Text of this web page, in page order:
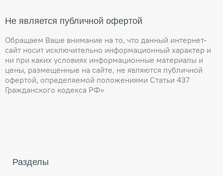
Не является публичной офертой
Обращаем Ваше внимание на то, что данный интернет-
сайт носит исключительно информационный характер и
ни при каких условиях информационные материалы и
цены, размещенные на сайте, не являются публичной
офертой, определяемой положениями Статьи 437
Гражданского кодекса РФ»
Разделы